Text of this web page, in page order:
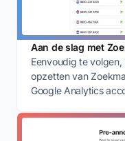
Aan de slag met
Eenvoudig te
opzetten van
Google Analytics